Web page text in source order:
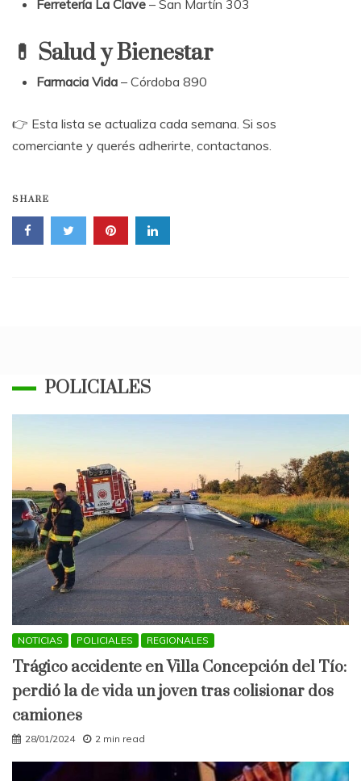
Ferretería La Clave – San Martín 303
💊 Salud y Bienestar
Farmacia Vida – Córdoba 890
👉 Esta lista se actualiza cada semana. Si sos
comerciante y querés adherirte, contactanos.
SHARE
POLICIALES
NOTICIAS POLICIALES REGIONALES
Trágico accidente en Villa Concepción del Tío:
perdió la de vida un joven tras colisionar dos
camiones
28/01/2024 2 min read